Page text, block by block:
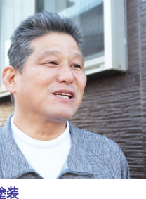
装